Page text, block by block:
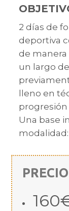
2 días de
deportiva
de manera
un largo
lleno en
progresión
Una base
modalidad: